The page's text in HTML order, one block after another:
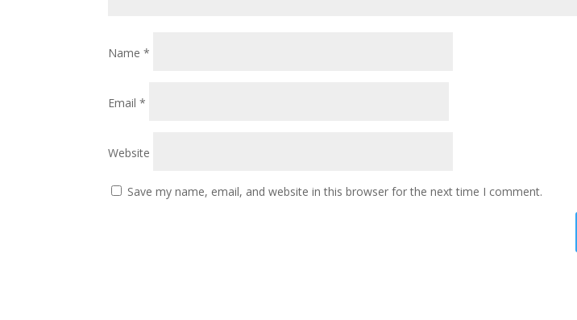
Name*
Email*
Website
Save my name, email, and website in this browser for the next time I comment.